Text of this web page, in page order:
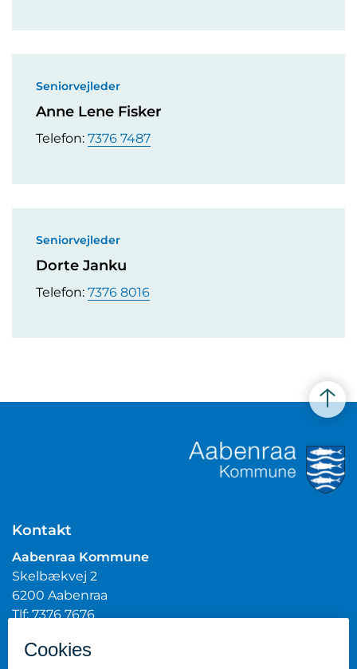
Seniorvejleder
Anne Lene Fisker
Telefon: 7376 7487
Seniorvejleder
Dorte Janku
Telefon: 7376 8016
Kontakt
Aabenraa Kommune
Skelbækvej 2
6200 Aabenraa
Tlf: 7376 7676
CVR.nr.: 29189854